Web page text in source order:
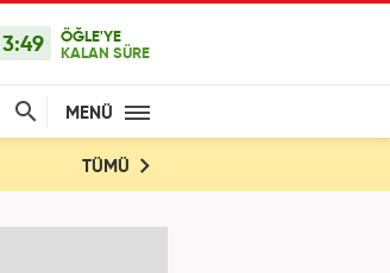
3:49
ÖĞLE'YE
KALAN SÜRE
MENÜ
TÜMÜ